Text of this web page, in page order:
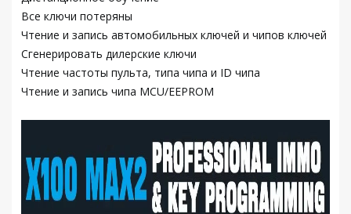
Все ключи потеряны
Чтение и запись автомобильных ключей и чипов ключей
Сгенерировать дилерские ключи
Чтение частоты пульта, типа чипа и ID чипа
Чтение и запись чипа MCU/EEPROM